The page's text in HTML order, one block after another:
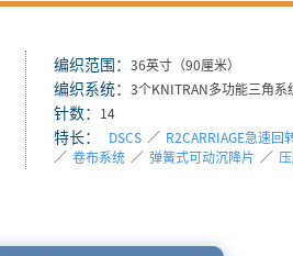
编织范围： 36英寸（90厘米）
编织系统： 3个KNITRAN多功能三角系
针数： 14
特长： DSCS ／ R2CARRIAGE急速回
／ 卷布系统 ／ 弹簧式可动沉降片 ／